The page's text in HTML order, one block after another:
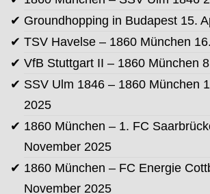
Groundhopping in Budapest 15.
TSV Havelse – 1860 München
VfB Stuttgart II – 1860 München
SSV Ulm 1846 – 1860 München
2025
1860 München – 1. FC
November 2025
1860 München – FC Energie
November 2025